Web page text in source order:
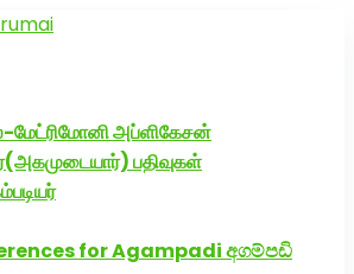
மேட்ரிமோனி அப்ளிகேசன்
பதிவுகள்
for Agampadi අගම්පඩි
வரன்களுக்கு அகமுடையார்மேட்ரி-